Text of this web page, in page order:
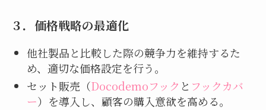
３． 価格戦略の最適化
他社製品と比較した際の競争力を維持するた
め、適切な価格設定を行う。
セット販売（Docodemoフック と フックカバ
ー）を導入し、顧客の購入意欲を高める。